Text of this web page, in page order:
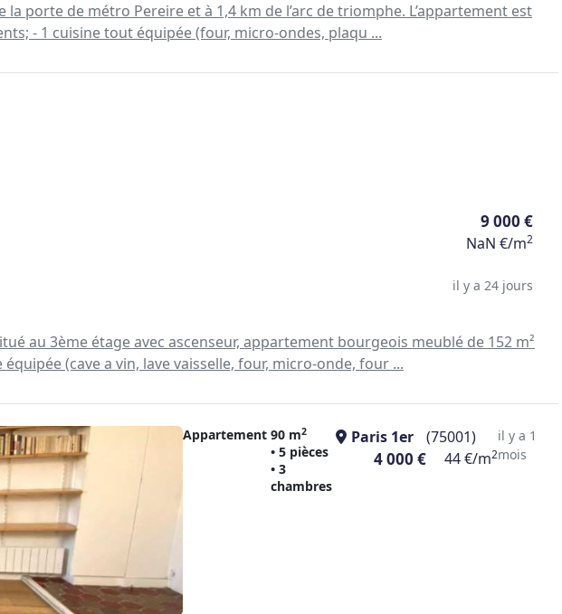
porte de métro Pereire et à 1,4 km de l’arc de triomphe. L’appartement est
- 1 cuisine tout équipée (four, micro-ondes, plaqu ...
9 000 €
NaN €/m2
il y a 24 jours
au 3ème étage avec ascenseur, appartement bourgeois meublé de 152 m²
(cave a vin, lave vaisselle, four, micro-onde, four ...
Appartement 90 m2
• 5 pièces
• 3
chambres
Paris 1er
4 000 €
(75001)
44 €/m2
il y a 1
mois